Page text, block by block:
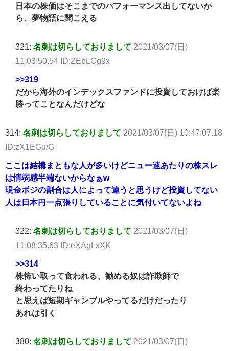
日本の株価はそこまでのパフォーマンス出してないか
ら、夢物語に聞こえる
321: 名刺は切らしておりまして 2021/03/07(日)
11:03:50.54 ID:ZEbLCg9x
>>319
だから海外のインデックスファンドに投資しておけば楽
勝ってことなんだけどな
314: 名刺は切らしておりまして 2021/03/07(日) 10:47:07.18
ID:zX1EGu/G
ここは結構まともな人が多いけどニュー速あたりの株スレ
は情弱感半端ないからなぁw
現金ポジの割合は人によって違うと思うけど投資してない
人は日本円一点張りしていることに気付いてないよね
322: 名刺は切らしておりまして 2021/03/07(日)
11:08:35.63 ID:eXAgLxXK
>>314
株怖い取って食われる、勧める奴は詐欺師で
終わってたりね
と思えば短期ギャンブルやってるだけだったり
あれは引く
380: 名刺は切らしておりまして 2021/03/07(日)